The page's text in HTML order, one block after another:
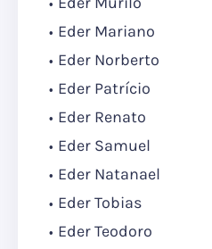
Eder Mariano
Eder Norberto
Eder Patrício
Eder Renato
Eder Samuel
Eder Natanael
Eder Tobias
Eder Teodoro